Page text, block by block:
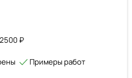
₽
Примеры работ